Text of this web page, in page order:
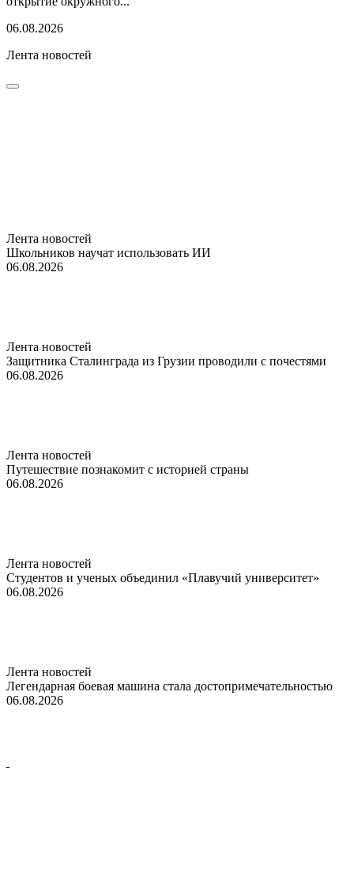
06.08.2026
Лента новостей
Лента новостей
Школьников научат использовать ИИ
06.08.2026
Лента новостей
Защитника Сталинграда из Грузии проводили с почестями
06.08.2026
Лента новостей
Путешествие познакомит с историей страны
06.08.2026
Лента новостей
Студентов и ученых объединил «Плавучий университет»
06.08.2026
Лента новостей
Легендарная боевая машина стала достопримечательностью
06.08.2026